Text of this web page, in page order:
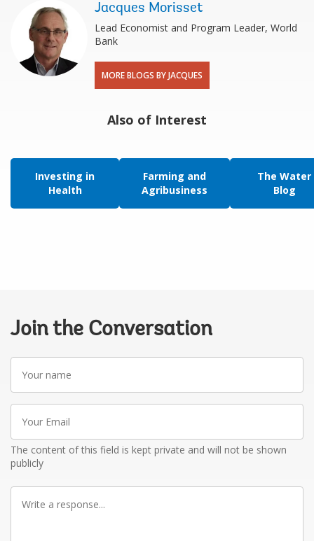
Jacques Morisset
Lead Economist and Program Leader, World
Bank
MORE BLOGS BY JACQUES
Also of Interest
Investing in
Health
Farming and
Agribusiness
The Water
Blog
Join the Conversation
Your
name
Your
Email
The content of this field is kept private and will not be shown
publicly
Write